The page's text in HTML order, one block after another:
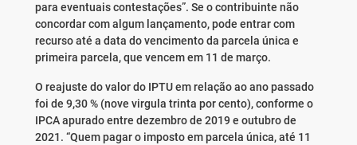
para eventuais contestações”. Se o contribuinte não
concordar com algum lançamento, pode entrar com
recurso até a data do vencimento da parcela única e
primeira parcela, que vencem em 11 de março.
O reajuste do valor do IPTU em relação ao ano passado
foi de 9,30 % (nove virgula trinta por cento), conforme o
IPCA apurado entre dezembro de 2019 e outubro de
2021. “Quem pagar o imposto em parcela única, até 11